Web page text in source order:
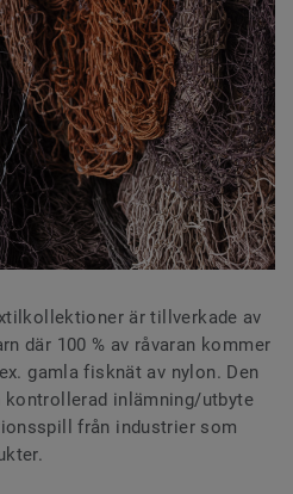
är tillverkade av
där 100 % av råvaran kommer
gamla fisknät av nylon. Den
inlämning/utbyte
från industrier som